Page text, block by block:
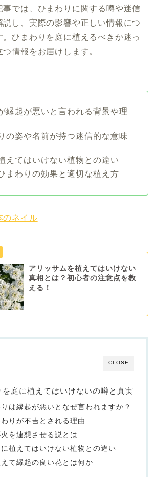
事では、ひまわりに関する噂や迷信
し、実際の影響や正しい情報につ
。ひまわりを庭に植えるべきか迷っ
情報をお届けします。
縁起が悪いと言われる背景や理
の姿や名前が持つ迷信的な意味
えてはいけない植物との違い
まわりの効果と適切な植え方
のネイル
アリッサムを植えてはいけない
真相とは？初心者の注意点を教
える！
CLOSE
を庭に植えてはいけないの噂と真実
は縁起が悪いとなぜ言われますか？
りが不吉とされる理由
を連想させる説とは
植えてはいけない植物との違い
て縁起の良い花とは何か